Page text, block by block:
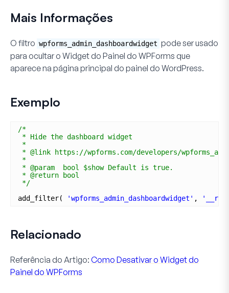
Mais Informações
O filtro wpforms_admin_dashboardwidget pode ser usado
para ocultar o Widget do Painel do WPForms que
aparece na página principal do painel do WordPress.
Exemplo
/*
* Hide the dashboard widget
*
* @link https://wpforms.com/developers/
*
* @param  bool $show Default is true.
* @return bool
*/
add_filter(
'wpforms_admin_dashboardwidget' ,
Relacionado
Referência do Artigo: Como Desativar o Widget do
Painel do WPForms